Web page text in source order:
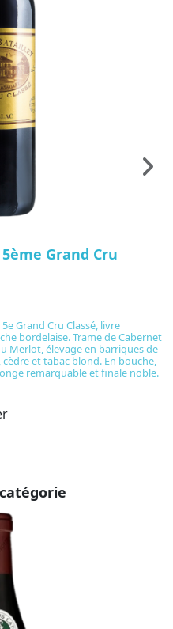
Grand Cru
Grand Cru Classé, livre
bordelaise. Trame de Cabernet
Merlot, élevage en barriques de
et tabac blond. En bouche,
remarquable et finale noble.